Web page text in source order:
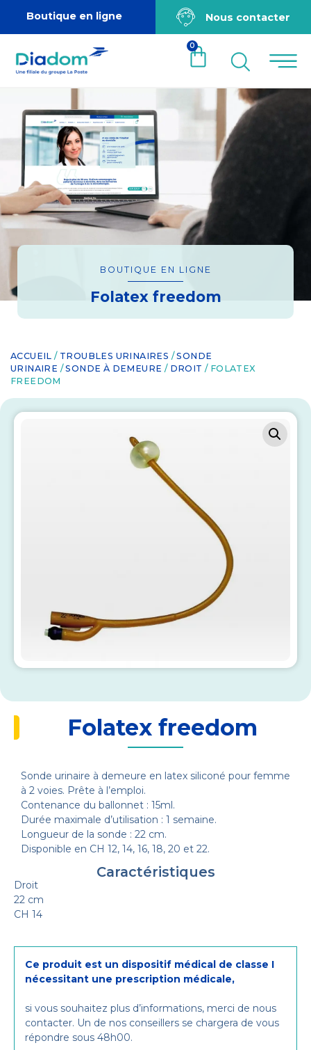
Boutique en ligne Nous contacter
0
BOUTIQUE EN LIGNE
Folatex freedom
ACCUEIL / TROUBLES URINAIRES /SONDE
URINAIRE /SONDE À DEMEURE / DROIT / FOLATEX
FREEDOM
Folatex freedom
Sonde urinaire à demeure en latex siliconé pour femme
à 2 voies. Prête à l’emploi.
Contenance du ballonnet : 15ml.
Durée maximale d’utilisation : 1 semaine.
Longueur de la sonde : 22 cm.
Disponible en CH 12, 14, 16, 18, 20 et 22.
Caractéristiques
Droit
22 cm
CH 14
Ce produit est un dispositif médical de classe I
nécessitant une prescription médicale,
si vous souhaitez plus d’informations, merci de nous
contacter. Un de nos conseillers se chargera de vous
répondre sous 48h00.